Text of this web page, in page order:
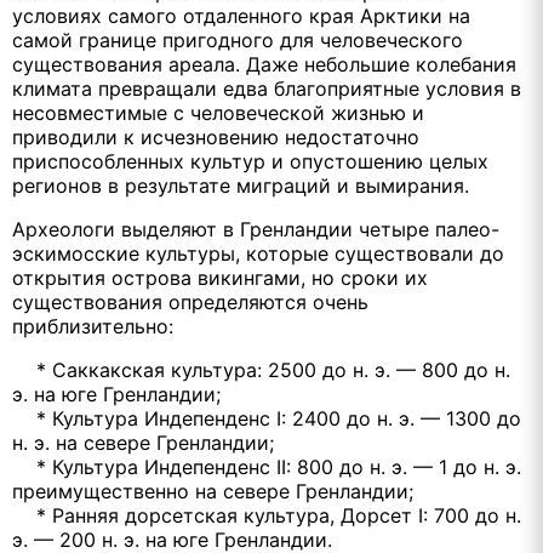
условиях самого отдаленного края Арктики на
самой границе пригодного для человеческого
существования ареала. Даже небольшие колебания
климата превращали едва благоприятные условия в
несовместимые с человеческой жизнью и
приводили к исчезновению недостаточно
приспособленных культур и опустошению целых
регионов в результате миграций и вымирания.
Археологи выделяют в Гренландии четыре палео-
эскимосские культуры, которые существовали до
открытия острова викингами, но сроки их
существования определяются очень
приблизительно:
* Саккакская культура: 2500 до н. э. — 800 до н.
э. на юге Гренландии;
* Культура Индепенденс I: 2400 до н. э. — 1300 до
н. э. на севере Гренландии;
* Культура Индепенденс II: 800 до н. э. — 1 до н. э.
преимущественно на севере Гренландии;
* Ранняя дорсетская культура, Дорсет I: 700 до н.
э. — 200 н. э. на юге Гренландии.